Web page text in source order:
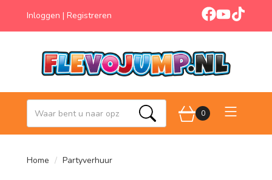
Inloggen | Registreren facebook
youtube
Zoeken 0
Home Partyverhuur